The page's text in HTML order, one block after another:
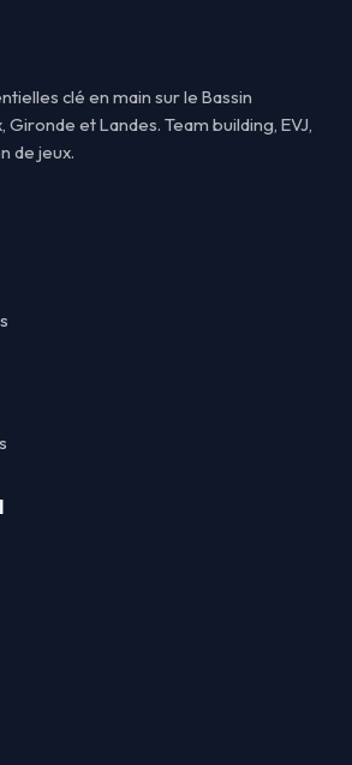
clé en main sur le Bassin
Gironde et Landes. Team building, EVJ,
de jeux.